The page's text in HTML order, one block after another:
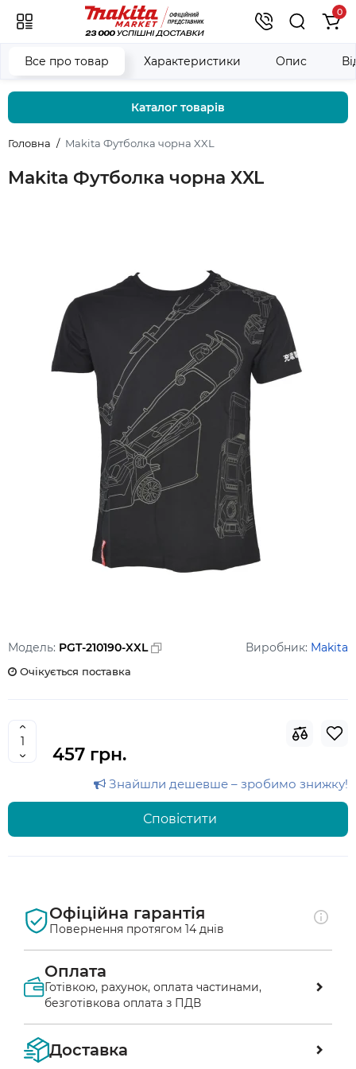
0
Каталог товарів
Головна Makita Футболка чорна XXL
Makita Футболка чорна XXL
Все про товар Характеристики Опис
Модель: PGT-210190-XXL Виробник: Makita
Очікується поставка
457 грн.
Знайшли дешевше – зробимо знижку!
Сповістити
Офіційна гарантія
Повернення протягом 14 днів
Оплата
Готівкою, рахунок, оплата частинами,
безготівкова оплата з ПДВ
пошти»
Доставка